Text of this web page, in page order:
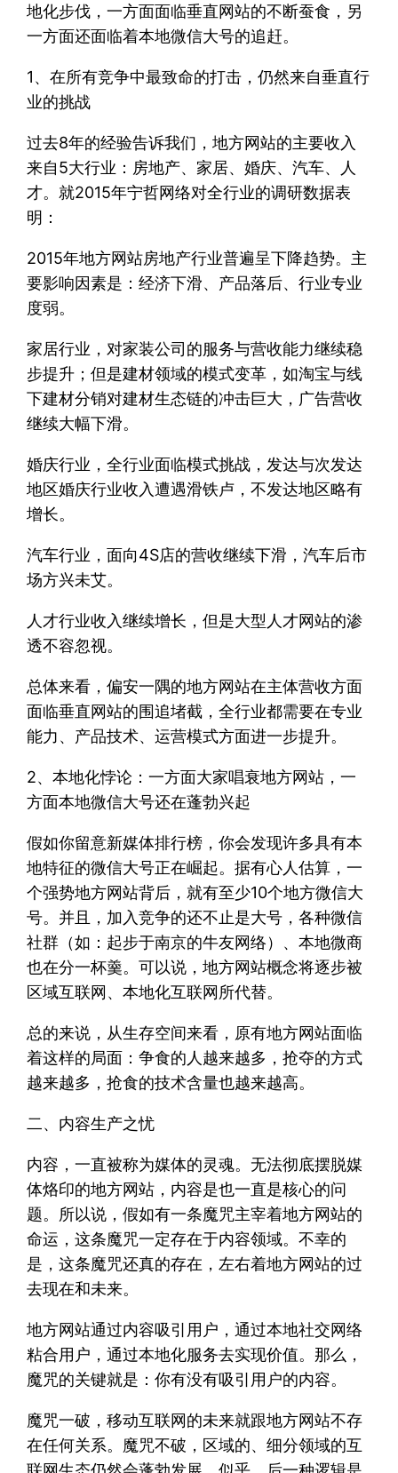
地化步伐，一方面面临垂直网站的不断蚕食，另
一方面还面临着本地微信大号的追赶。
1、在所有竞争中最致命的打击，仍然来自垂直行
业的挑战
过去8年的经验告诉我们，地方网站的主要收入
来自5大行业：房地产、家居、婚庆、汽车、人
才。就2015年宁哲网络对全行业的调研数据表
明：
2015年地方网站房地产行业普遍呈下降趋势。主
要影响因素是：经济下滑、产品落后、行业专业
度弱。
家居行业，对家装公司的服务与营收能力继续稳
步提升；但是建材领域的模式变革，如淘宝与线
下建材分销对建材生态链的冲击巨大，广告营收
继续大幅下滑。
婚庆行业，全行业面临模式挑战，发达与次发达
地区婚庆行业收入遭遇滑铁卢，不发达地区略有
增长。
汽车行业，面向4S店的营收继续下滑，汽车后市
场方兴未艾。
人才行业收入继续增长，但是大型人才网站的渗
透不容忽视。
总体来看，偏安一隅的地方网站在主体营收方面
面临垂直网站的围追堵截，全行业都需要在专业
能力、产品技术、运营模式方面进一步提升。
2、本地化悖论：一方面大家唱衰地方网站，一
方面本地微信大号还在蓬勃兴起
假如你留意新媒体排行榜，你会发现许多具有本
地特征的微信大号正在崛起。据有心人估算，一
个强势地方网站背后，就有至少10个地方微信大
号。并且，加入竞争的还不止是大号，各种微信
社群（如：起步于南京的牛友网络）、本地微商
也在分一杯羹。可以说，地方网站概念将逐步被
区域互联网、本地化互联网所代替。
总的来说，从生存空间来看，原有地方网站面临
着这样的局面：争食的人越来越多，抢夺的方式
越来越多，抢食的技术含量也越来越高。
二、内容生产之忧
内容，一直被称为媒体的灵魂。无法彻底摆脱媒
体烙印的地方网站，内容是也一直是核心的问
题。所以说，假如有一条魔咒主宰着地方网站的
命运，这条魔咒一定存在于内容领域。不幸的
是，这条魔咒还真的存在，左右着地方网站的过
去现在和未来。
地方网站通过内容吸引用户，通过本地社交网络
粘合用户，通过本地化服务去实现价值。那么，
魔咒的关键就是：你有没有吸引用户的内容。
魔咒一破，移动互联网的未来就跟地方网站不存
在任何关系。魔咒不破，区域的、细分领域的互